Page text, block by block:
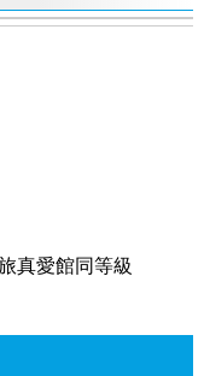
真愛館同等級